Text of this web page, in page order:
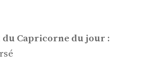
Capricorne du jour :